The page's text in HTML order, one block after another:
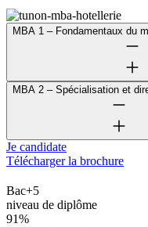
MBA 1 – Fondamentaux du
MBA 2 – Spécialisation et
Je candidate
Télécharger la brochure
Bac+5
niveau de diplôme
91%